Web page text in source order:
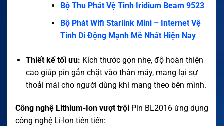
Bộ Thu Phát Vệ Tinh Iridium Beam 9523
Bộ Phát Wifi Starlink Mini – Internet Vệ
Tinh Di Động Mạnh Mẽ Nhất Hiện Nay
Thiết kế tối ưu: Kích thước gọn nhẹ, độ hoàn thiện
cao giúp pin gắn chặt vào thân máy, mang lại sự
thoải mái cho người dùng khi mang theo bên mình.
Công nghệ Lithium-Ion vượt trội Pin BL2016 ứng dụng
công nghệ Li-Ion tiên tiến: